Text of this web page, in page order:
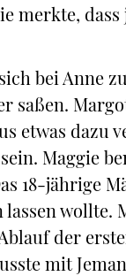
merkte,
bei Anne
saßen.
etwas dazu
Maggie
18-jährige
wollte.
der
mit